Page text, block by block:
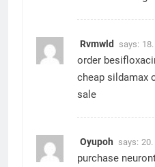
Rvmwld says:
order
cheap sildamax
sale
Oyupoh says: 20.
purchase